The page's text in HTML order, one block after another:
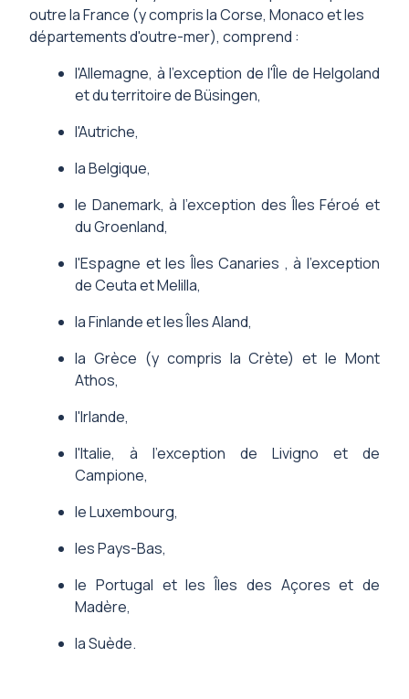
outre la France (y compris la Corse, Monaco et les
départements d'outre-mer), comprend :
l'Allemagne, à l'exception de l'Île de Helgoland
et du territoire de Büsingen,
l'Autriche,
la Belgique,
le Danemark, à l'exception des Îles Féroé et
du Groenland,
l'Espagne et les Îles Canaries , à l'exception
de Ceuta et Melilla,
la Finlande et les Îles Aland,
la Grèce (y compris la Crète) et le Mont
Athos,
l'Irlande,
l'Italie, à l'exception de Livigno et de
Campione,
le Luxembourg,
les Pays-Bas,
le Portugal et les Îles des Açores et de
Madère,
la Suède.